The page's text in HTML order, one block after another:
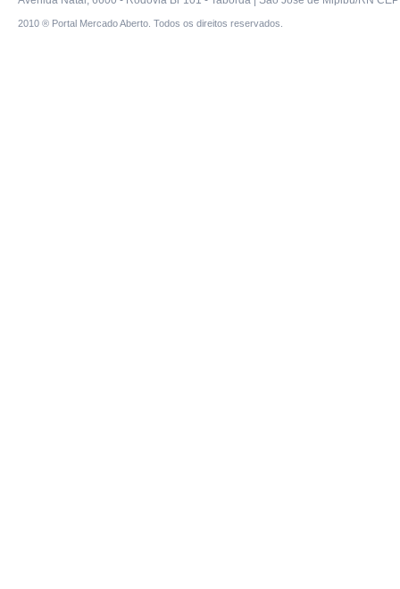
2010 ® Portal Mercado Aberto. Todos os direitos reservados.